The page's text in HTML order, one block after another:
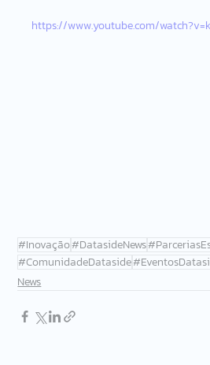
https://www.youtube.com/
#Inovação#DatasideNews
#ComunidadeDataside
News